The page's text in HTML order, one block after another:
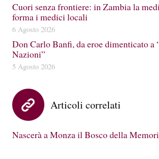
Cuori senza frontiere: in Zambia la
forma i medici locali
6 Agosto 2026
Don Carlo Banfi, da eroe dimenticato a
Nazioni”
5 Agosto 2026
Articoli correlati
Nascerà a Monza il Bosco della